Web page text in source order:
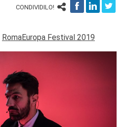
CONDIVIDILO!
RomaEuropa Festival 2019